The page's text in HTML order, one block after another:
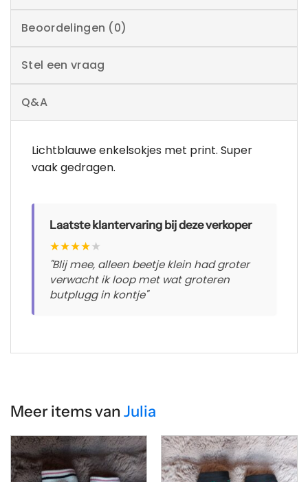
Beoordelingen (0)
Stel een vraag
Q&A
Lichtblauwe enkelsokjes met print. Super
vaak gedragen.
Laatste klantervaring bij deze verkoper
★★★★★
"Blij mee, alleen beetje klein had groter
verwacht ik loop met wat groteren
butplugg in kontje"
Meer items van Julia